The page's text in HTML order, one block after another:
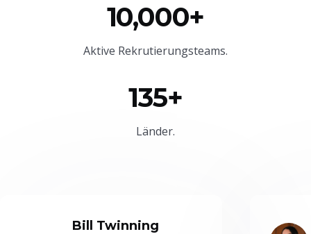
10,000+
Aktive Rekrutierungsteams.
135+
Länder.
Bill Twinning